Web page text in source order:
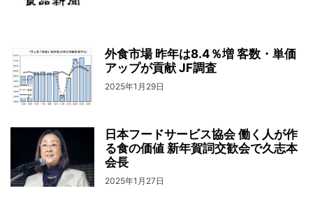
外食市場 昨年は8.4％増 客数・単価
アップが貢献 JF調査
2025年1月29日
日本フードサービス協会 働く人が作
る食の価値 新年賀詞交歓会で久志本
会長
2025年1月27日